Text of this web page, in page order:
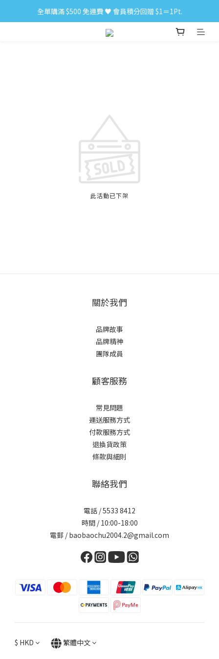
小食購滿 $300 順豐免運費 ‼
全單購滿 $500 免運費 ♥︎ 會員積分回贈 $1＝1Pt.
小食購滿 $300 順豐免運費 ‼
此活動已下架
關於我們
品牌故事
品牌精神
團隊成員
顧客服務
常見問題
運送服務方式
付款服務方式
退換貨政策
條款與細則
聯絡我們
電話 / 5533 8412
時間 / 10:00-18:00
電郵 / baobaochu2004.2@gmail.com
$ HKD 繁體中文